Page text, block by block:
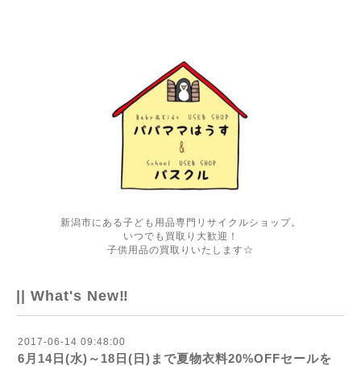
新潟市にある子ども用品専門リサイクルショップ。
いつでも買取り大歓迎！
子供用品の買取りいたします☆
|| What's New‼
2017-06-14 09:48:00
6月14日(水)～18日(日)まで夏物衣料20%OFFセールを